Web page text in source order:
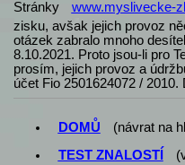
Stránky
www.myslivecke-
zisku, avšak jejich provoz
otázek zabralo mnoho
8.10.2021. Proto jsou-li pro
prosím, jejich provoz a
účet Fio 2501624072 /
DOMŮ
(návrat na
TEST ZNALOSTÍ